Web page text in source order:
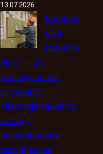
13.07.2026
Вспенен
ный
полиэти
лен (ППЭ):
молекулярное
строение,
классификация по
методу
вспенивания и
технические